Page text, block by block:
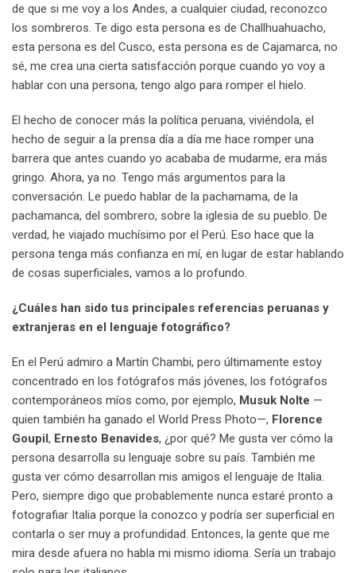
de que si me voy a los Andes, a cualquier ciudad, reconozco
los sombreros. Te digo esta persona es de Challhuahuacho,
esta persona es del Cusco, esta persona es de Cajamarca, no
sé, me crea una cierta satisfacción porque cuando yo voy a
hablar con una persona, tengo algo para romper el hielo.
El hecho de conocer más la política peruana, viviéndola, el
hecho de seguir a la prensa día a día me hace romper una
barrera que antes cuando yo acababa de mudarme, era más
gringo. Ahora, ya no. Tengo más argumentos para la
conversación. Le puedo hablar de la pachamama, de la
pachamanca, del sombrero, sobre la iglesia de su pueblo. De
verdad, he viajado muchísimo por el Perú. Eso hace que la
persona tenga más confianza en mí, en lugar de estar hablando
de cosas superficiales, vamos a lo profundo.
¿Cuáles han sido tus principales referencias peruanas y
extranjeras en el lenguaje fotográfico?
En el Perú admiro a Martín Chambi, pero últimamente estoy
concentrado en los fotógrafos más jóvenes, los fotógrafos
contemporáneos míos como, por ejemplo, Musuk Nolte —
quien también ha ganado el World Press Photo—, Florence
Goupil, Ernesto Benavides, ¿por qué? Me gusta ver cómo la
persona desarrolla su lenguaje sobre su país. También me
gusta ver cómo desarrollan mis amigos el lenguaje de Italia.
Pero, siempre digo que probablemente nunca estaré pronto a
fotografiar Italia porque la conozco y podría ser superficial en
contarla o ser muy a profundidad. Entonces, la gente que me
mira desde afuera no habla mi mismo idioma. Sería un trabajo